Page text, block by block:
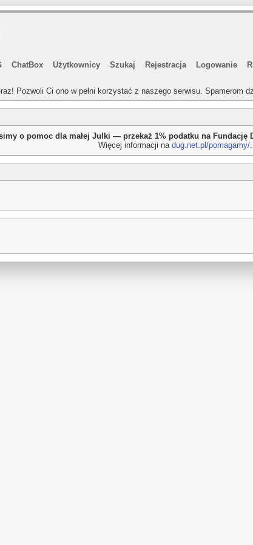
ChatBox Użytkownicy Szukaj Rejestracja Logowanie
Pozwoli Ci ono w pełni korzystać z naszego serwisu. Spamerom
o pomoc dla małej Julki — przekaż 1% podatku na Fundację
Więcej informacji na dug.net.pl/pomagamy/.